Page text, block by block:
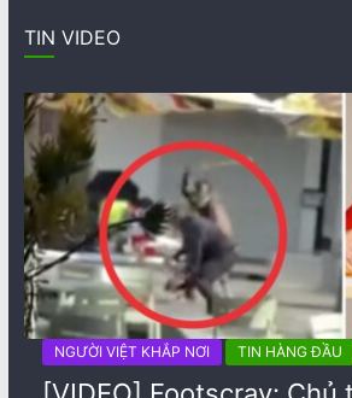
TIN VIDEO
NGƯỜI VIỆT KHẮP NƠI TIN HÀNG ĐẦU